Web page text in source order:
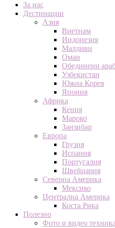
За нас
Дестинации
Азия
Виетнам
Индонезия
Малдиви
Оман
Обединени
Узбекистан
Южна Корея
Япония
Африка
Кения
Мароко
Занзибар
Европа
Грузия
Испания
Португалия
Швейцария
Северна Америка
Мексико
Централна Америка
Коста Рика
Полезно
Фото и видео техника